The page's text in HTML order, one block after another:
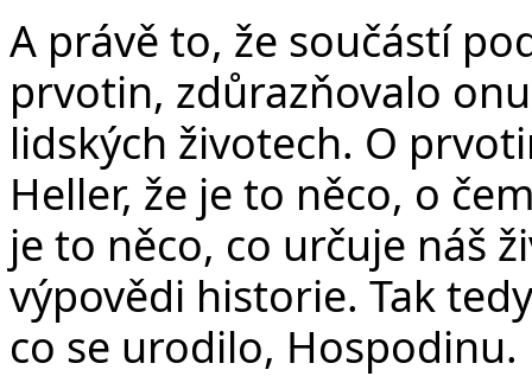
A právě to, že součástí
prvotin, zdůrazňovalo
lidských životech. O
Heller, že je to něco, o
je to něco, co určuje náš
výpovědi historie. Tak
co se urodilo,